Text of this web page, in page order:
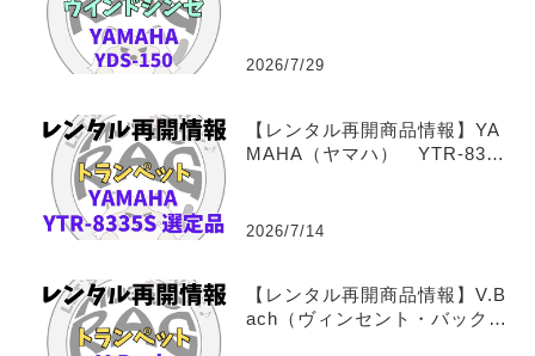
2026/7/29
【レンタル再開商品情報】YA
MAHA（ヤマハ） YTR-8335
2026/7/14
【レンタル再開商品情報】V.B
ach（ヴィンセント・バック）